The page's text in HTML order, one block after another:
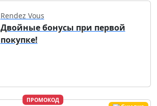
Rendez Vous
Двойные бонусы при первой
покупке!
ПРОМОКОД